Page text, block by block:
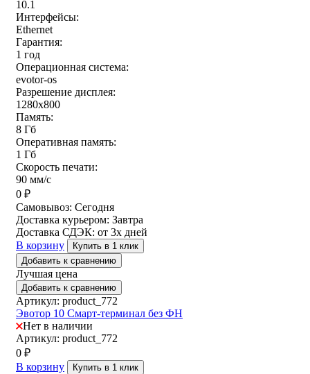
10.1
Интерфейсы:
Ethernet
Гарантия:
1 год
Операционная система:
evotor-os
Разрешение дисплея:
1280x800
Память:
8 Гб
Оперативная память:
1 Гб
Скорость печати:
90 мм/с
0 ₽
Самовывоз: Сегодня
Доставка курьером: Завтра
Доставка СДЭК: от 3х дней
В корзину
Купить в 1 клик
Добавить к сравнению
Лучшая цена
Добавить к сравнению
Артикул: product_772
Эвотор 10 Смарт-терминал без ФН
Нет в наличии
Артикул: product_772
0 ₽
В корзину
Купить в 1 клик